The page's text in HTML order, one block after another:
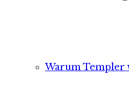
Warum Templer